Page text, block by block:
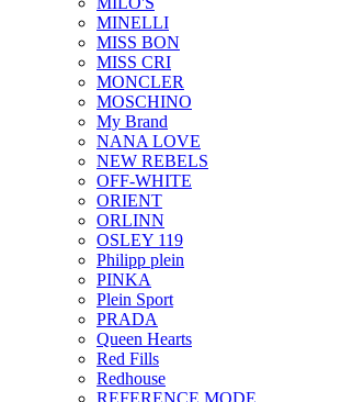
MINELLI
MISS BON
MISS CRI
MONCLER
MOSCHINO
My Brand
NANA LOVE
NEW REBELS
OFF-WHITE
ORIENT
ORLINN
OSLEY 119
Philipp plein
PINKA
Plein Sport
PRADA
Queen Hearts
Red Fills
Redhouse
REFERENCE MODE